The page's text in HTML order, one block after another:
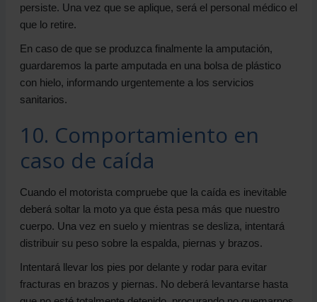
persiste. Una vez que se aplique, será el personal médico el
que lo retire.
En caso de que se produzca finalmente la amputación,
guardaremos la parte amputada en una bolsa de plástico
con hielo, informando urgentemente a los servicios
sanitarios.
10. Comportamiento en
caso de caída
Cuando el motorista compruebe que la caída es inevitable
deberá soltar la moto ya que ésta pesa más que nuestro
cuerpo. Una vez en suelo y mientras se desliza, intentará
distribuir su peso sobre la espalda, piernas y brazos.
Intentará llevar los pies por delante y rodar para evitar
fracturas en brazos y piernas. No deberá levantarse hasta